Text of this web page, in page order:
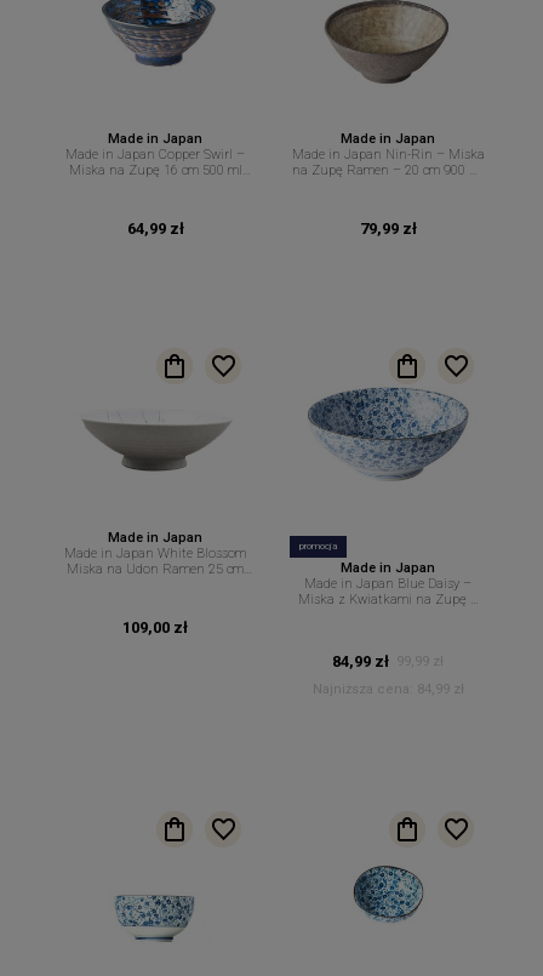
Made in Japan
Made in Japan Copper Swirl –
Miska na Zupę 16 cm 500 ml
64,99 zł
Made in Japan
Made in Japan Nin-Rin – Miska
na Zupę Ramen – 20 cm 900 ml
79,99 zł
Made in Japan
Made in Japan White Blossom
Miska na Udon Ramen 25 cm
109,00 zł
promocja
Made in Japan
Made in Japan Blue Daisy –
Miska z Kwiatkami na Zupę –
84,99 zł 99,99 zł
Najniższa cena:
84,99 zł